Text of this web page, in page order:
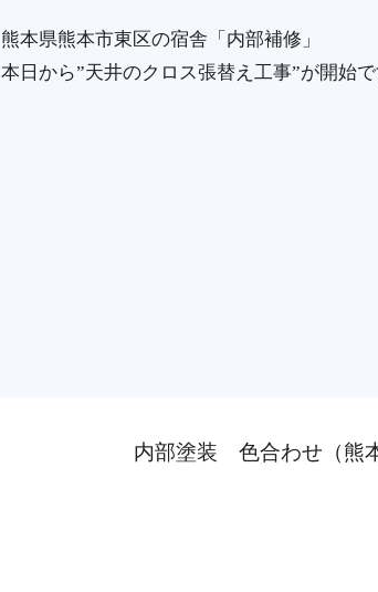
熊本県熊本市東区の宿舎「内部補修」
本日から”天井のクロス張替え工事”が開始で
内部塗装 色合わせ（熊